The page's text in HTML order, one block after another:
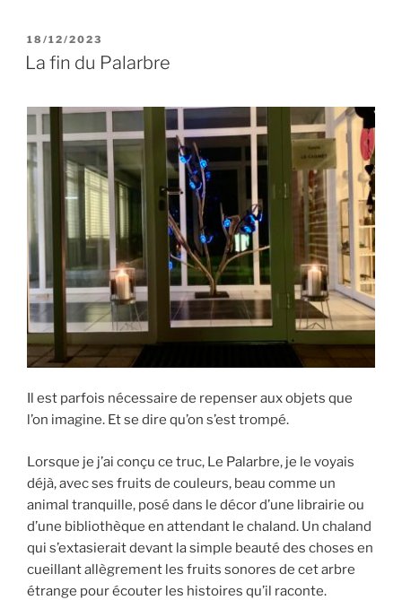
PUBLIÉ
LE
18/12/2023
La fin du Palarbre
Il est parfois nécessaire de repenser aux objets que
l’on imagine. Et se dire qu’on s’est trompé.
Lorsque je j’ai conçu ce truc, Le Palarbre, je le voyais
déjà, avec ses fruits de couleurs, beau comme un
animal tranquille, posé dans le décor d’une librairie ou
d’une bibliothèque en attendant le chaland. Un chaland
qui s’extasierait devant la simple beauté des choses en
cueillant allègrement les fruits sonores de cet arbre
étrange pour écouter les histoires qu’il raconte.